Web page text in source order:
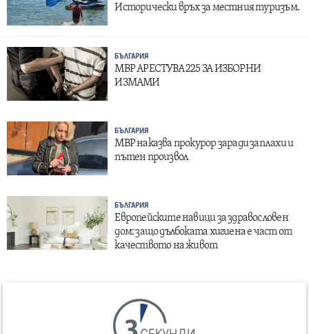
Исторически връх за местния туризъм.
БЪЛГАРИЯ
МВР АРЕСТУВА 225 ЗА ИЗБОРНИ
ИЗМАМИ
БЪЛГАРИЯ
МВР наказва прокурор заради заплахи и
пътен произвол
БЪЛГАРИЯ
Европейските навици за здравословен
дом: защо дълбоката хигиена е част от
качеството на живот